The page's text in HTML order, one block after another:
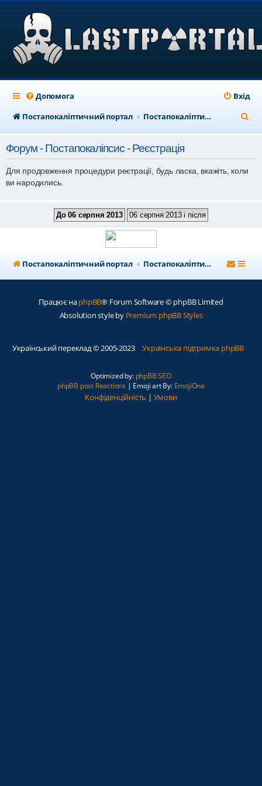
Допомога
Вхід
Постапокаліптичний портал
Постапокаліптичний форум
о
Форум - Постапокаліпсис - Реєстрація
Для продовження процедури реєтрації, будь ласка, вкажіть, коли
ви народились.
Постапокаліптичний портал Постапокаліптичний форум
Працює наphpBB® Forum Software © phpBB Limited
Absolution style by Premium phpBB Styles
Український переклад © 2005-2023 Українська підтримка phpBB
Optimized by: phpBB SEO
phpBB post Reactions| Emoji art By: EmojiOne
Конфіденційність | Умови